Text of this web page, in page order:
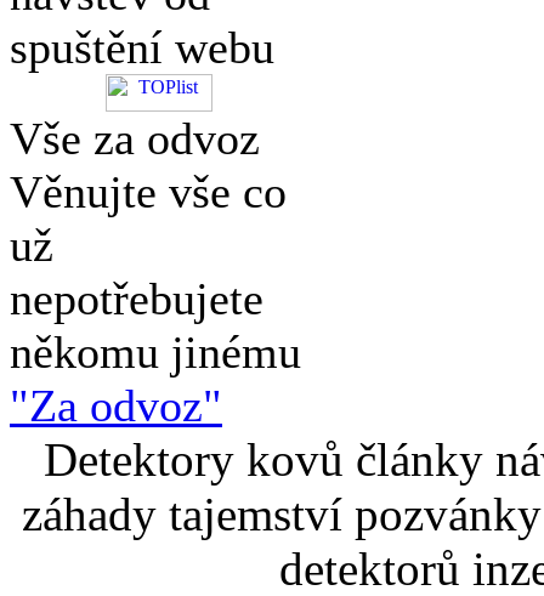
spuštění webu
Vše za odvoz
Věnujte vše co
už
nepotřebujete
někomu jinému
"Za odvoz"
Detektory kovů články
záhady tajemství
detektorů